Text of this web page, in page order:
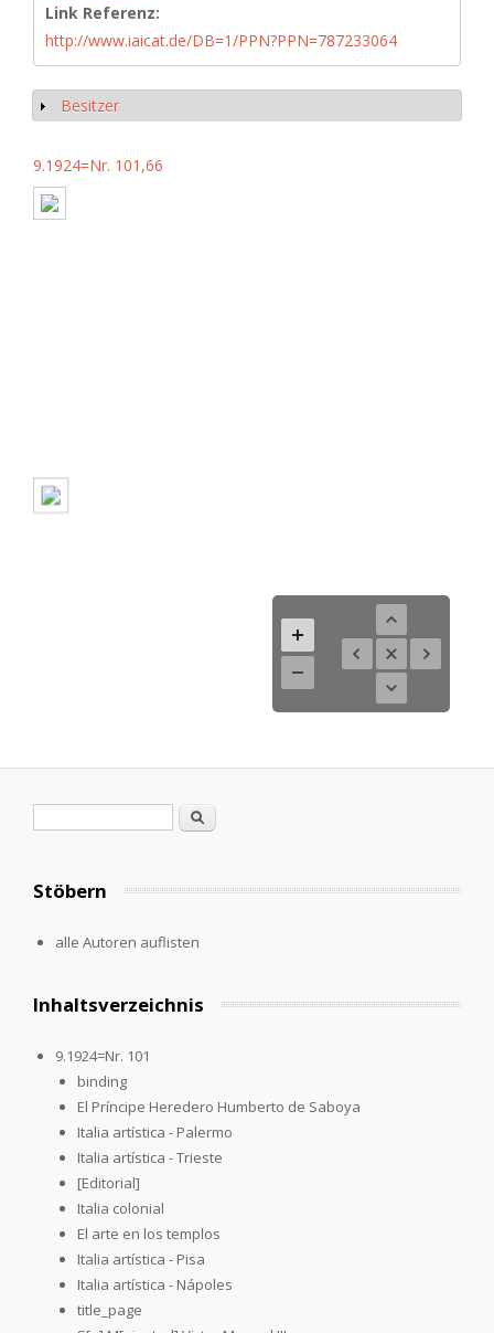
Link Referenz:
http://www.iaicat.de/DB=1/PPN?PPN=787233064
Show
Besitzer
9.1924=Nr. 101,66
Search
Stöbern
alle Autoren auflisten
Inhaltsverzeichnis
9.1924=Nr. 101
binding
El Príncipe Heredero Humberto de Saboya
Italia artística - Palermo
Italia artística - Trieste
[Editorial]
Italia colonial
El arte en los templos
Italia artística - Pisa
Italia artística - Nápoles
title_page